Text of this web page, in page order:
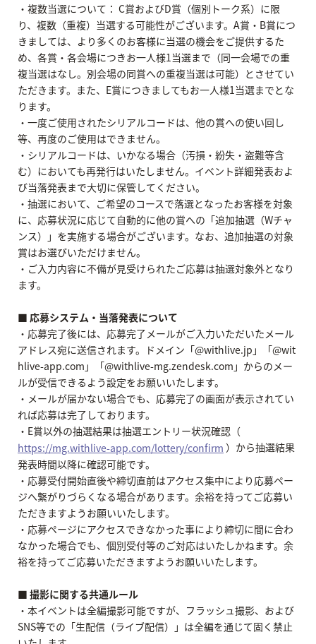
・複数当選について： C賞およびD賞（個別トーク系）に限
り、複数（重複）当選する可能性がございます。A賞・B賞につ
きましては、より多くのお客様に当選の機会をご提供するた
め、各賞・各会場につきお一人様1当選まで（同一会場での重
複当選はなし。別会場の同賞への重複当選は可能）とさせてい
ただきます。また、E賞につきましてもお一人様1当選までとな
ります。
・一度ご使用されたシリアルコードは、他の賞への使い回し
等、再度のご使用はできません。
・シリアルコードは、いかなる場合（汚損・紛失・盗難等含
む）においても再発行はいたしません。イベント詳細発表およ
び当落発表まで大切に保管してください。
・抽選において、ご希望のコースで落選となったお客様を対象
に、応募状況に応じて自動的に他の賞への「追加抽選（Wチャ
ンス）」を実施する場合がございます。なお、追加抽選の対象
賞はお選びいただけません。
・ご入力内容に不備が見受けられたご応募は抽選対象外となり
ます。
■ 応募システム・当落発表について
・応募完了後には、応募完了メールがご入力いただいたメール
アドレス宛に送信されます。ドメイン「@withlive.jp」「@wit
hlive-app.com」「@withlive-mg.zendesk.com」からのメー
ルが受信できるよう設定をお願いいたします。
・メールが届かない場合でも、応募完了の画面が表示されてい
れば応募は完了しております。
・E賞以外の抽選結果は抽選エントリー状況確認（
https://mg.withlive-app.com/lottery/confirm ）から抽選結果
発表時間以降に確認可能です。
・応募受付開始直後や締切直前はアクセス集中により応募ペー
ジへ繋がりづらくなる場合があります。余裕を持ってご応募い
ただきますようお願いいたします。
・応募ページにアクセスできなかった事により締切に間に合わ
なかった場合でも、個別受付等のご対応はいたしかねます。余
裕を持ってご応募いただきますようお願いいたします。
■ 撮影に関する共通ルール
・本イベントは全編撮影可能ですが、フラッシュ撮影、および
SNS等での「生配信（ライブ配信）」は全編を通じて固く禁止